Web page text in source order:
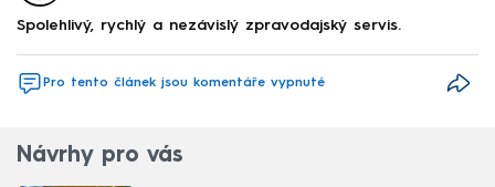
Spolehlivý, rychlý a nezávislý zpravodajský servis.
Pro tento článek jsou komentáře vypnuté
Návrhy pro vás